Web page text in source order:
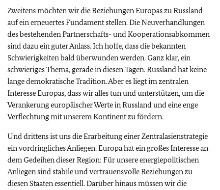
Zweitens möchten wir die Beziehungen Europas zu Russland
auf ein erneuertes Fundament stellen. Die Neuverhandlungen
des bestehenden Partnerschafts- und Kooperationsabkommen
sind dazu ein guter Anlass. Ich hoffe, dass die bekannten
Schwierigkeiten bald überwunden werden. Ganz klar, ein
schwieriges Thema, gerade in diesen Tagen. Russland hat keine
lange demokratische Tradition. Aber es liegt im zentralen
Interesse Europas, dass wir alles tun und unterstützen, um die
Verankerung europäischer Werte in Russland und eine enge
Verflechtung mit unserem Kontinent zu fördern.
Und drittens ist uns die Erarbeitung einer Zentralasienstrategie
ein vordringliches Anliegen. Europa hat ein großes Interesse an
dem Gedeihen dieser Region: Für unsere energiepolitischen
Anliegen sind stabile und vertrauensvolle Beziehungen zu
diesen Staaten essentiell. Darüber hinaus müssen wir die